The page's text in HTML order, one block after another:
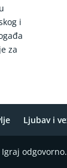
i
za
Ljubav i